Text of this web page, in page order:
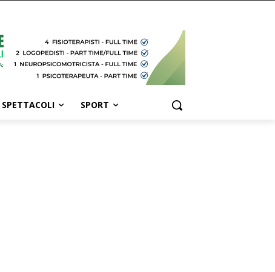
SPETTACOLI SPORT